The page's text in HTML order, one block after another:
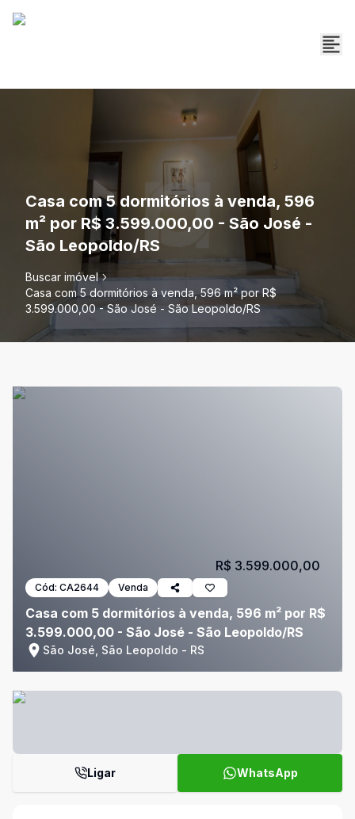
Casa com 5 dormitórios à venda, 596
m² por R$ 3.599.000,00 - São José -
São Leopoldo/RS
Buscar imóvel
Casa com 5 dormitórios à venda, 596 m² por R$
3.599.000,00 - São José - São Leopoldo/RS
Cód: CA2644 Venda
Casa com 5 dormitórios à venda, 596 m² por R$
3.599.000,00 - São José - São Leopoldo/RS
São José, São Leopoldo - RS
R$ 3.599.000,00
Ligar WhatsApp